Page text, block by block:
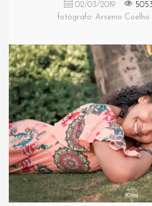
02/03/2019
fotógrafo: Arsenio Coelho